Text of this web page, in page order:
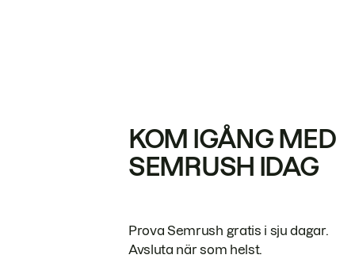
KOM IGÅNG MED
SEMRUSH IDAG
Prova Semrush gratis i sju dagar.
Avsluta när som helst.